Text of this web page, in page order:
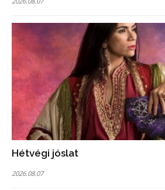
Hétvégi jóslat
2026.08.07